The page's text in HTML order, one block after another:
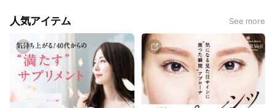
人気アイテム See more